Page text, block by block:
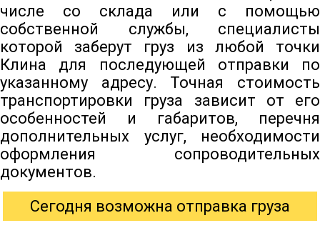
числе со склада или с помощью
собственной службы, специалисты
которой заберут груз из любой точки
Клина для последующей отправки по
указанному адресу. Точная стоимость
транспортировки груза зависит от его
особенностей и габаритов, перечня
дополнительных услуг, необходимости
оформления сопроводительных
документов.
Сегодня возможна отправка груза